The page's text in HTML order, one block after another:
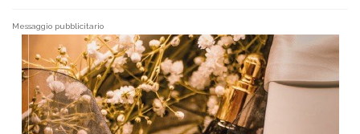
Messaggio pubblicitario